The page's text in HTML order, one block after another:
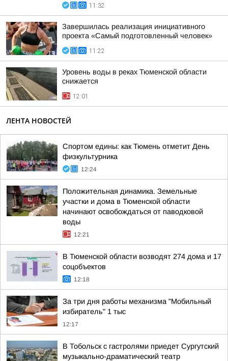
11:32
Завершилась реализация инициативного
проекта «Самый подготовленный человек»
11:22
Уровень воды в реках Тюменской области
снижается
12:01
ЛЕНТА НОВОСТЕЙ
Спортом едины: как Тюмень отметит День
физкультурника
12:24
Положительная динамика. Земельные
участки и дома в Тюменской области
начинают освобождаться от паводковой
воды
12:21
В Тюменской области возводят 274 дома и 17
соцобъектов
12:18
За три дня работы механизма "Мобильный
избиратель" 1 тыс
12:17
В Тобольск с гастролями приедет Сургутский
музыкально-драматический театр